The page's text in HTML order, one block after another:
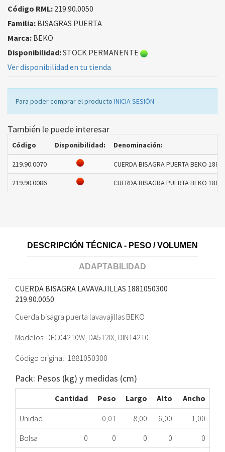
Código RML: 219.90.0050
Familia: BISAGRAS PUERTA
Marca: BEKO
Disponibilidad:STOCK PERMANENTE
Ver disponibilidad en tu tienda
Para poder comprar el producto INICIA SESIÓN
También le puede interesar
Código Disponibilidad: Denominación:
219.90.0070 CUERDA BISAGRA PUERTA BEKO
219.90.0086 CUERDA BISAGRA PUERTA BEKO
DESCRIPCIÓN TÉCNICA - PESO / VOLUMEN
ADAPTABILIDAD
CUERDA BISAGRA LAVAVAJILLAS 1881050300
219.90.0050
Cuerda bisagra puerta lavavajillas BEKO
Modelos: DFC04210W, DA512IX, DIN14210
Código original: 1881050300
Pack: Pesos (kg) y medidas (cm)
Cantidad Peso Largo Alto
Ancho
Unidad
0,01 8,00 6,00
1,00
Bolsa
0 0 0 0
0